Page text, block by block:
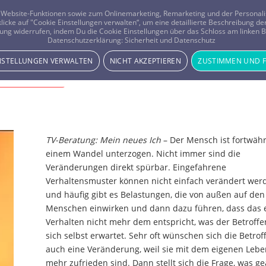
Beratung Horoskope
Ich
TV-Beratung: Mein neues Ich – Der Mensch ist
einem Wandel unterzogen. Nicht immer sind die
Veränderungen direkt spürbar. Eingefahrene
Verhaltensmuster können nicht einfach verändert
und häufig gibt es Belastungen, die von außen auf den
Menschen einwirken und dann dazu führen, dass das
Verhalten nicht mehr dem entspricht, was der
sich selbst erwartet. Sehr oft wünschen sich die
auch eine Veränderung, weil sie mit dem eigenen
mehr zufrieden sind. Dann stellt sich die Frage, was
Funktionen sowie zum Onlinemarketing, Remarketing und der
auf "Cookie Einstellungen verwalten“, um eine detaillierte Beschreibung
widerrufen, indem Du die Cookie Einstellungen über das Schloss am
Datenschutzerklärung: Sicherheit und Datenschutz
VERWALTEN NICHT AKZEPTIEREN ZUSTIMMEN UND